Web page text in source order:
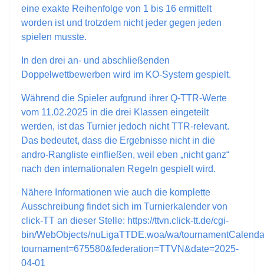
eine exakte Reihenfolge von 1 bis 16 ermittelt
worden ist und trotzdem nicht jeder gegen jeden
spielen musste.
In den drei an- und abschließenden
Doppelwettbewerben wird im KO-System gespielt.
Während die Spieler aufgrund ihrer Q-TTR-Werte
vom 11.02.2025 in die drei Klassen eingeteilt
werden, ist das Turnier jedoch nicht TTR-relevant.
Das bedeutet, dass die Ergebnisse nicht in die
andro-Rangliste einfließen, weil eben „nicht ganz“
nach den internationalen Regeln gespielt wird.
Nähere Informationen wie auch die komplette
Ausschreibung findet sich im Turnierkalender von
click-TT an dieser Stelle: https://ttvn.click-tt.de/cgi-
bin/WebObjects/nuLigaTTDE.woa/wa/
tournament=675580&federation=TTVN&date=2025-
04-01